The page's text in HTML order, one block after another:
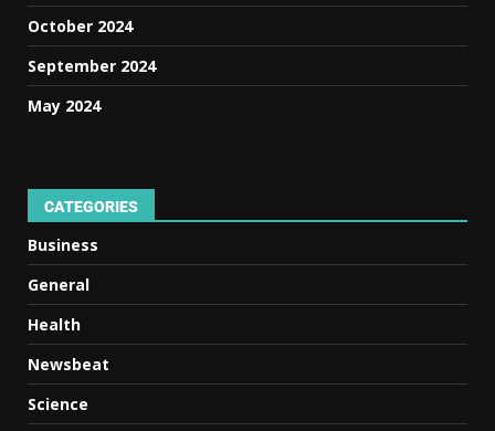
October 2024
September 2024
May 2024
CATEGORIES
Business
General
Health
Newsbeat
Science